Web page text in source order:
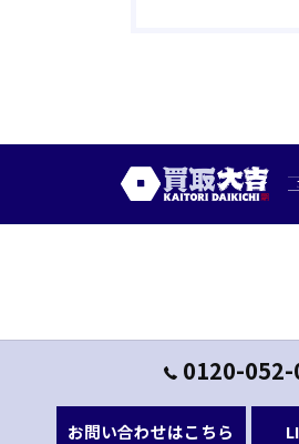
0120-052-
お問い合わせはこちら